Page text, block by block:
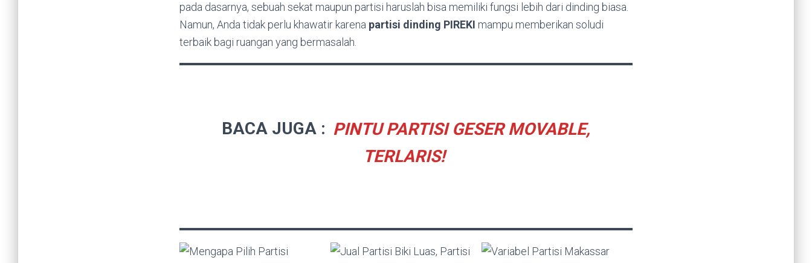
pada dasarnya, sebuah sekat maupun partisi haruslah bisa memiliki fungsi lebih dari dinding biasa.
Namun, Anda tidak perlu khawatir karena partisi dinding PIREKI mampu memberikan soludi
terbaik bagi ruangan yang bermasalah.
BACA JUGA : PINTU PARTISI GESER MOVABLE,
TERLARIS!